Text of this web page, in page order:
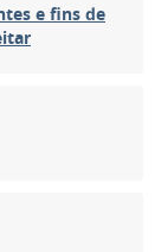
e fins de